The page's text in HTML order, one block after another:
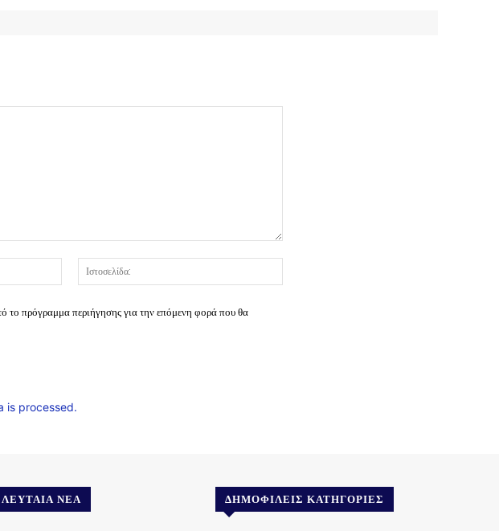
Email:*
το πρόγραμμα περιήγησης για την επόμενη φορά που θα
is processed.
ΝΈΑ ΔΗΜΟΦΙΛΕΊΣ ΚΑΤΗΓΟΡΊΕΣ